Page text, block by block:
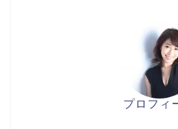
プロフィ